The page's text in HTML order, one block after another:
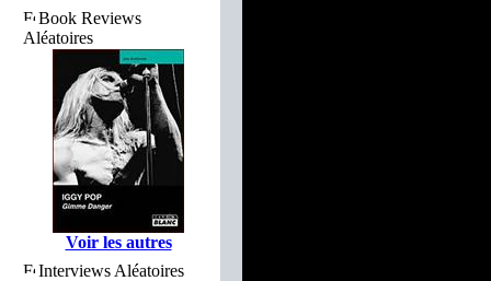
Book Reviews
Aléatoires
Voir les autres
Interviews Aléatoires